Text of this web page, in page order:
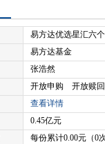
易方达优选星汇六
易方达基金
张浩然
开放申购 开放赎回
查看详情
0.45亿元
每份累计0.00元（0